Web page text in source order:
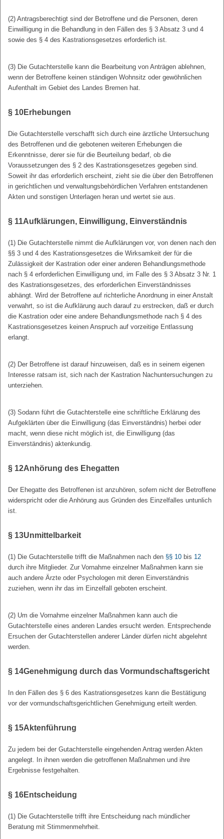
(2) Antragsberechtigt sind der Betroffene und die Personen, deren
Einwilligung in die Behandlung in den Fällen des § 3 Absatz 3 und 4
sowie des § 4 des Kastrationsgesetzes erforderlich ist.
(3) Die Gutachterstelle kann die Bearbeitung von Anträgen ablehnen,
wenn der Betroffene keinen ständigen Wohnsitz oder gewöhnlichen
Aufenthalt im Gebiet des Landes Bremen hat.
§ 10Erhebungen
Die Gutachterstelle verschafft sich durch eine ärztliche Untersuchung
des Betroffenen und die gebotenen weiteren Erhebungen die
Erkenntnisse, derer sie für die Beurteilung bedarf, ob die
Voraussetzungen des § 2 des Kastrationsgesetzes gegeben sind.
Soweit ihr das erforderlich erscheint, zieht sie die über den Betroffenen
in gerichtlichen und verwaltungsbehördlichen Verfahren entstandenen
Akten und sonstigen Unterlagen heran und wertet sie aus.
§ 11Aufklärungen, Einwilligung, Einverständnis
(1) Die Gutachterstelle nimmt die Aufklärungen vor, von denen nach den
§§ 3 und 4 des Kastrationsgesetzes die Wirksamkeit der für die
Zulässigkeit der Kastration oder einer anderen Behandlungsmethode
nach § 4 erforderlichen Einwilligung und, im Falle des § 3 Absatz 3 Nr. 1
des Kastrationsgesetzes, des erforderlichen Einverständnisses
abhängt. Wird der Betroffene auf richterliche Anordnung in einer Anstalt
verwahrt, so ist die Aufklärung auch darauf zu erstrecken, daß er durch
die Kastration oder eine andere Behandlungsmethode nach § 4 des
Kastrationsgesetzes keinen Anspruch auf vorzeitige Entlassung
erlangt.
(2) Der Betroffene ist darauf hinzuweisen, daß es in seinem eigenen
Interesse ratsam ist, sich nach der Kastration Nachuntersuchungen zu
unterziehen.
(3) Sodann führt die Gutachterstelle eine schriftliche Erklärung des
Aufgeklärten über die Einwilligung (das Einverständnis) herbei oder
macht, wenn diese nicht möglich ist, die Einwilligung (das
Einverständnis) aktenkundig.
§ 12Anhörung des Ehegatten
Der Ehegatte des Betroffenen ist anzuhören, sofern nicht der Betroffene
widerspricht oder die Anhörung aus Gründen des Einzelfalles untunlich
ist.
§ 13Unmittelbarkeit
(1) Die Gutachterstelle trifft die Maßnahmen nach den §§ 10 bis 12
durch ihre Mitglieder. Zur Vornahme einzelner Maßnahmen kann sie
auch andere Ärzte oder Psychologen mit deren Einverständnis
zuziehen, wenn ihr das im Einzelfall geboten erscheint.
(2) Um die Vornahme einzelner Maßnahmen kann auch die
Gutachterstelle eines anderen Landes ersucht werden. Entsprechende
Ersuchen der Gutachterstellen anderer Länder dürfen nicht abgelehnt
werden.
§ 14Genehmigung durch das Vormundschaftsgericht
In den Fällen des § 6 des Kastrationsgesetzes kann die Bestätigung
vor der vormundschaftsgerichtlichen Genehmigung erteilt werden.
§ 15Aktenführung
Zu jedem bei der Gutachterstelle eingehenden Antrag werden Akten
angelegt. In ihnen werden die getroffenen Maßnahmen und ihre
Ergebnisse festgehalten.
§ 16Entscheidung
(1) Die Gutachterstelle trifft ihre Entscheidung nach mündlicher
Beratung mit Stimmenmehrheit.